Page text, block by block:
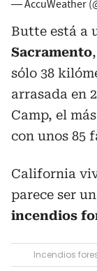
— AccuWeather
Butte está a
Sacramento
sólo 38
arrasada en
Camp, el
con unos 85
California
parece ser
incendios
Incendios